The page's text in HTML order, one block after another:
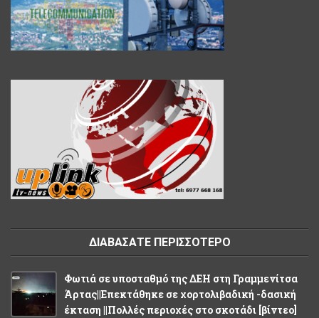
ΔΙΑΒΑΣΑΤΕ ΠΕΡΙΣΣΟΤΕΡΟ
Φωτιά σε υποσταθμό της ΔΕΗ στη Γραμμενίτσα
Άρτας||Επεκτάθηκε σε χορτολιβαδική -δασική
έκταση ||Πολλές περιοχές στο σκοτάδι [βίντεο]